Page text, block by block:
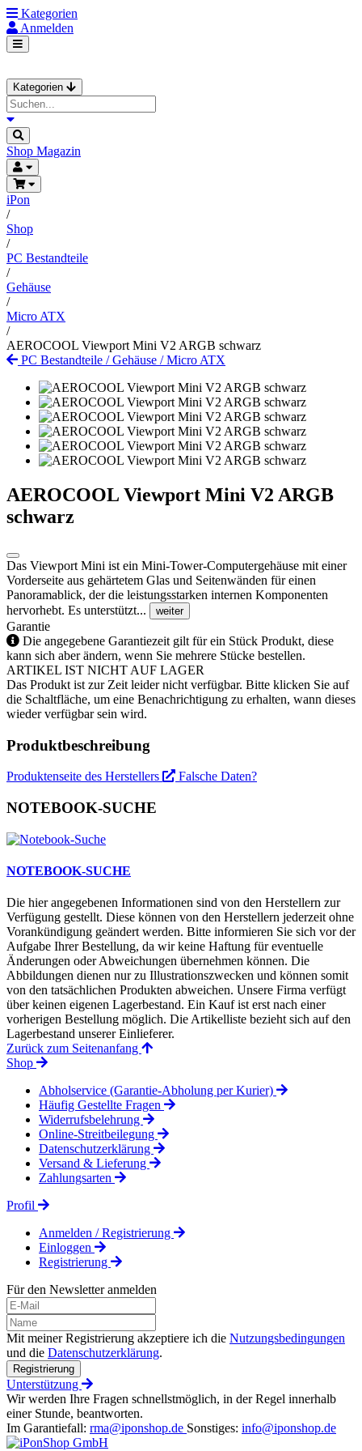
Kategorien
Anmelden
Kategorien
Shop Magazin
iPon
/
Shop
/
PC Bestandteile
/
Gehäuse
/
Micro ATX
/
AEROCOOL Viewport Mini V2 ARGB schwarz
PC Bestandteile /Gehäuse /Micro ATX
AEROCOOL Viewport Mini V2 ARGB
schwarz
Das Viewport Mini ist ein Mini-Tower-Computergehäuse mit einer
Vorderseite aus gehärtetem Glas und Seitenwänden für einen
Panoramablick, der die leistungsstarken internen Komponenten
hervorhebt. Es unterstützt...
weiter
Garantie
Die angegebene Garantiezeit gilt für ein Stück Produkt, diese
kann sich aber ändern, wenn Sie mehrere Stücke bestellen.
ARTIKEL IST NICHT AUF LAGER
Das Produkt ist zur Zeit leider nicht verfügbar. Bitte klicken Sie auf
die Schaltfläche, um eine Benachrichtigung zu erhalten, wann dieses
wieder verfügbar sein wird.
Produktbeschreibung
Produktenseite des Herstellers Falsche Daten?
NOTEBOOK-SUCHE
NOTEBOOK-SUCHE
Die hier angegebenen Informationen sind von den Herstellern zur
Verfügung gestellt. Diese können von den Herstellern jederzeit ohne
Vorankündigung geändert werden. Bitte informieren Sie sich vor der
Aufgabe Ihrer Bestellung, da wir keine Haftung für eventuelle
Änderungen oder Abweichungen übernehmen können. Die
Abbildungen dienen nur zu Illustrationszwecken und können somit
von den tatsächlichen Produkten abweichen. Unsere Firma verfügt
über keinen eigenen Lagerbestand. Ein Kauf ist erst nach einer
vorherigen Bestellung möglich. Die Artikelliste bezieht sich auf den
Lagerbestand unserer Einlieferer.
Zurück zum Seitenanfang
Shop
Abholservice (Garantie-Abholung per Kurier)
Häufig Gestellte Fragen
Widerrufsbelehrung
Online-Streitbeilegung
Datenschutzerklärung
Versand & Lieferung
Zahlungsarten
Profil
Anmelden / Registrierung
Einloggen
Registrierung
Für den Newsletter anmelden
Mit meiner Registrierung akzeptiere ich die Nutzungsbedingungen
und die Datenschutzerklärung.
Registrierung
Unterstützung
Wir werden Ihre Fragen schnellstmöglich, in der Regel innerhalb
einer Stunde, beantworten.
Im Garantiefall: rma@iponshop.de Sonstiges: info@iponshop.de